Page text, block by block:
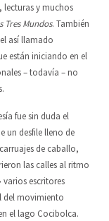
lecturas y muchos
Tres Mundos. También
así llamado
están iniciando en el
– todavía – no
fue sin duda el
un desfile lleno de
de caballo,
las calles al ritmo
varios escritores
del movimiento
el lago Cocibolca.